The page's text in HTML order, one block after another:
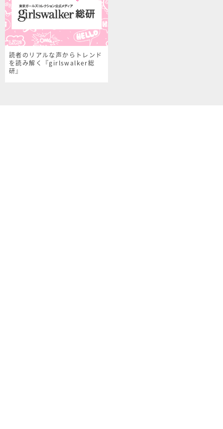
読者のリアルな声からトレンド
を読み解く『girlswalker総
研』